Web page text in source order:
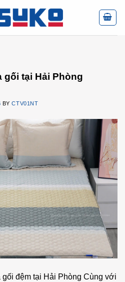
gối tại Hải Phòng
BYCTV01NT
đệm tại Hải Phòng Cùng với